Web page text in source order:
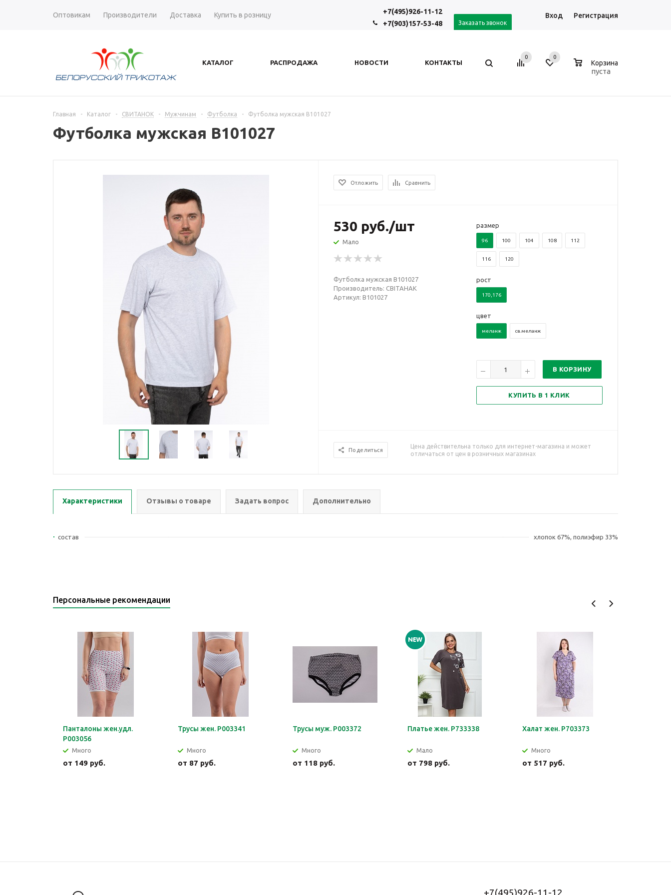
Оптовикам Производители Доставка Купить в розницу
+7(495)926-11-12
+7(903)157-53-48
Заказать звонок
Вход Регистрация
КАТАЛОГ РАСПРОДАЖА НОВОСТИ КОНТАКТЫ
0 0
Корзина
пуста
Главная - Каталог - СВИТАНОК - Мужчинам - Футболка - Футболка мужская В101027
Футболка мужская В101027
Отложить Сравнить
530 руб./шт
Мало
Футболка мужская В101027
Производитель: СВIТАНАК
Артикул: В101027
размер
96 100 104 108 112
116 120
рост
170,176
цвет
меланж св.меланж
В КОРЗИНУ
КУПИТЬ В 1 КЛИК
Поделиться
Цена действительна только для интернет-магазина и может
отличаться от цен в розничных магазинах
Характеристики Отзывы о товаре Задать вопрос Дополнительно
состав хлопок 67%, полиэфир 33%
Персональные рекомендации
Панталоны жен.удл.
Р003056
Много
от 149 руб.
Трусы жен. Р003341
Много
от 87 руб.
Трусы муж. Р003372
Много
от 118 руб.
Платье жен. Р733338
Мало
от 798 руб.
Халат жен. Р703373
Много
от 517 руб.
+7(495)926-11-12